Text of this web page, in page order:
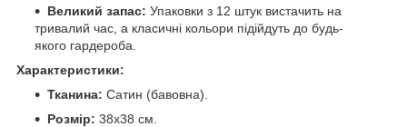
Великий запас: Упаковки з 12 штук вистачить на
тривалий час, а класичні кольори підійдуть до будь-
якого гардероба.
Характеристики:
Тканина: Сатин (бавовна).
Розмір: 38х38 см.